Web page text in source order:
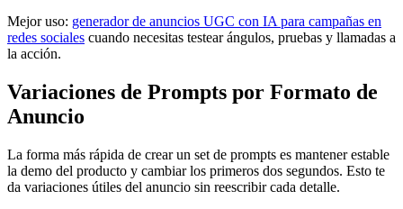
Mejor uso: generador de anuncios UGC con IA para campañas en
redes sociales cuando necesitas testear ángulos, pruebas y llamadas a
la acción.
Variaciones de Prompts por Formato de
Anuncio
La forma más rápida de crear un set de prompts es mantener estable
la demo del producto y cambiar los primeros dos segundos. Esto te
da variaciones útiles del anuncio sin reescribir cada detalle.